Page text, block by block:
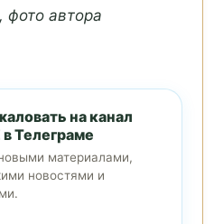
автора
на канал
в Телеграме
материалами,
новостями и